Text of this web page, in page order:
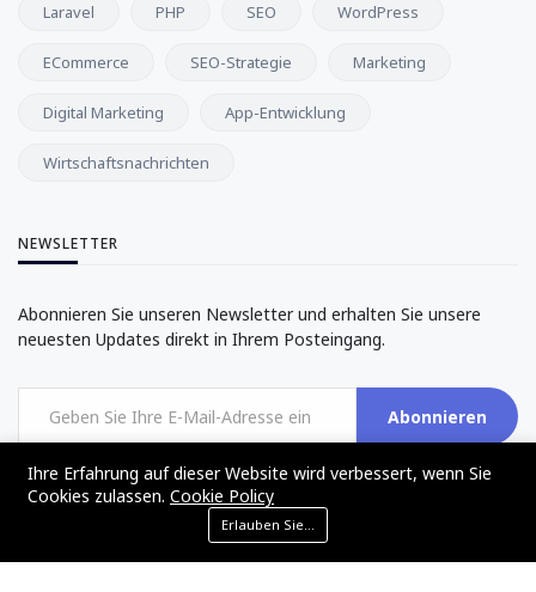
Laravel PHP SEO WordPress
ECommerce SEO-Strategie Marketing
Digital Marketing App-Entwicklung
Wirtschaftsnachrichten
NEWSLETTER
Abonnieren Sie unseren Newsletter und erhalten Sie unsere
neuesten Updates direkt in Ihrem Posteingang.
Abonnieren
Ihre Erfahrung auf dieser Website wird verbessert, wenn Sie
Cookies zulassen. Cookie Policy
Erlauben Sie Cookies